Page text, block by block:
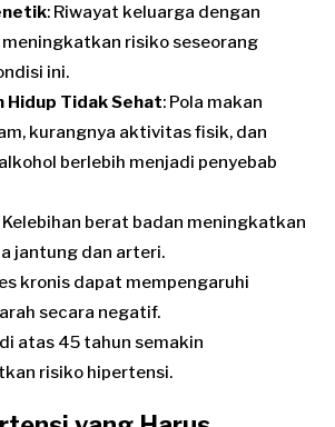
: Riwayat keluarga dengan
risiko seseorang
ini.
Hidup Tidak Sehat: Pola makan
kurangnya aktivitas fisik, dan
berlebih menjadi penyebab
Kelebihan berat badan meningkatkan
jantung dan arteri.
kronis dapat mempengaruhi
secara negatif.
di atas 45 tahun semakin
risiko hipertensi.